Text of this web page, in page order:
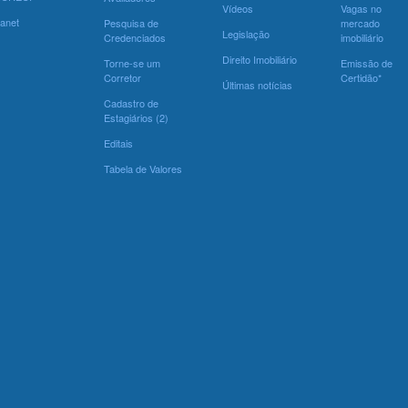
Pesquisa de
Credenciados
Torne-se um
Corretor
Cadastro de
Estagiários (2)
Editais
Tabela de Valores
Vídeos
Legislação
Direito Imobiliário
Últimas notícias
Vagas no
mercado
imobiliário
Emissão de
Certidão*